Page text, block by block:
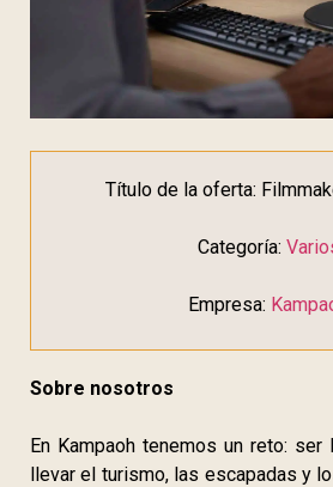
Título de la oferta:
Categoría:
Empresa:
Sobre nosotros
En Kampaoh tenemos un reto:
llevar el turismo, las escapadas y